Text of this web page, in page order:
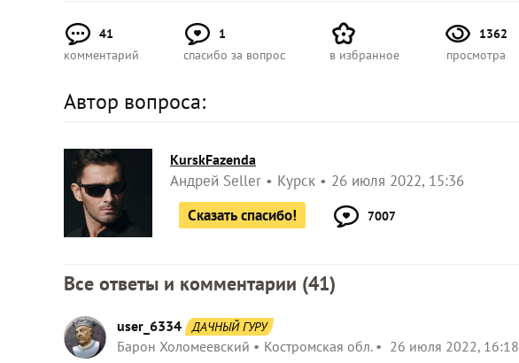
41
комментарий
1
спасибо за вопрос
в избранное
1362
просмотра
Автор вопроса:
KurskFazenda
Андрей Seller Курск
26 июля 2022, 15:36
Сказать спасибо!
7007
Все ответы и комментарии (41)
user_6334 ДАЧНЫЙ ГУРУ
Барон Холомеевский Костромская обл. 26 июля 2022, 16:18